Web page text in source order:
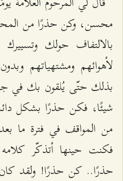
محسن، وكن حذرًا من
بالالتفاف حولك
لأهوائهم ومشتهياتهم
بذلك حتّى يُلقون بك في
شيئًا، فكن حذرًا بشكل
من المواقف في فترة ما بعد
فكنت حينها أتذكّر
حذرًا.. كن حذرًا! ولقد